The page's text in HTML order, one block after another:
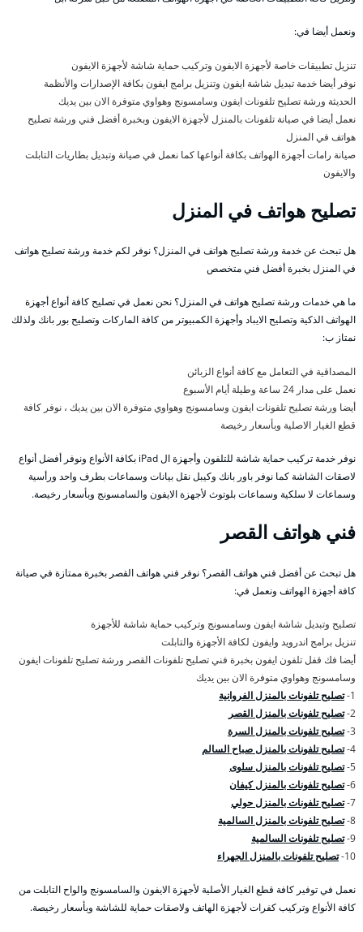
ونعمل أيضا في:
تنزيل تطبيقات خاصة لأجهزة الايفون وتركيب حماية شاشة لأجهزة الايفون
نوفر أيضا خدمة تبديل شاشة ايفون وتنزيل برامج ايفون بكافة الإصدارات والأنظمة
الحديثة ورشة تصليح تلفونات ايفون وسامسونج وهواوي متوفرة الان بين يديك
نعمل أيضا في صيانة تلفونات بالمنزل لأجهزة الايفون وبخبرة أفضل فني ورشة تصليح
هواتف في المنزل
صيانة رامات أجهزة الهواتف بكافة أنواعها كما نعمل في صيانة وتبديل بطاريات التابلت
والايفون
تصليح هواتف في المنزل
هل تبحث عن خدمة ورشة تصليح هواتف في المنزل؟ نوفر لكم خدمة ورشة تصليح هواتف
في المنزل بخبرة أفضل فني متخصص
ما هي خدمات ورشة تصليح هواتف في المنزل؟ نحن نعمل في تصليح كافة أنواع أجهزة
الهواتف الذكية وتصليح الايباد وأجهزة الكمبيوتر من كافة الماركات وتصليح بور بانك ولذلك
نمتاز ب:
المصداقية في التعامل مع كافة أنواع الزبائن
نعمل على مدار 24 ساعة وطيلة أيام الأسبوع
أيضا ورشة تصليح تلفونات ايفون وسامسونج وهواوي متوفرة الان بين يديك ، نوفر كافة
قطع الغيار الاصلية وبأسعار رخيصة
نوفر خدمة تركيب حماية شاشة للتلفون وأجهزة ال iPad بكافة الأنواع ونوفر أفضل أنواع
لاصقات الشاشة كما نوفر باور بانك وكيبل نقل بيانات وسماعات بطرف واحد ورأسية
وسماعات لا سلكية وسماعات بلوتوث لأجهزة الايفون والسامسونج وبأسعار رخيصة.
فني هواتف القصر
هل تبحث عن أفضل فني هواتف القصر؟ نوفر فني هواتف القصر بخبرة ممتازة في صيانة
كافة أجهزة الهواتف ونعمل في:
تصليح وتبديل شاشة ايفون وسامسونج وتركيب حماية شاشة للأجهزة
تنزيل برامج اندرويد وايفون لكافة الأجهزة والتابلت
أيضا فك قفل تلفون ايفون بخبرة فني تصليح تلفونات القصر ورشة تصليح تلفونات ايفون
وسامسونج وهواوي متوفرة الان بين يديك
1- تصليح تلفونات بالمنزل الفروانية
2- تصليح تلفونات بالمنزل القصر
3- تصليح تلفونات بالمنزل السرة
4- تصليح تلفونات بالمنزل صباح السالم
5- تصليح تلفونات بالمنزل سلوى
6- تصليح تلفونات بالمنزل كيفان
7- تصليح تلفونات بالمنزل حولي
8- تصليح تلفونات بالمنزل السالمية
9- تصليح تلفونات السالمية
10- تصليح تلفونات بالمنزل الجهراء
نعمل في توفير كافة قطع الغيار الأصلية لأجهزة الايفون والسامسونج والواح التابلت من
كافة الأنواع وتركيب كفرات لأجهزة الهاتف ولاصقات حماية للشاشة وبأسعار رخيصة.